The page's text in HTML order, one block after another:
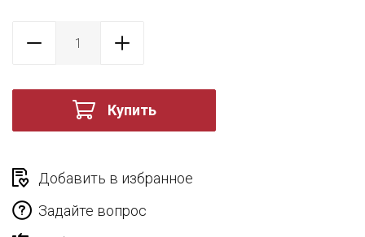
Купить
Добавить в избранное
Задайте вопрос